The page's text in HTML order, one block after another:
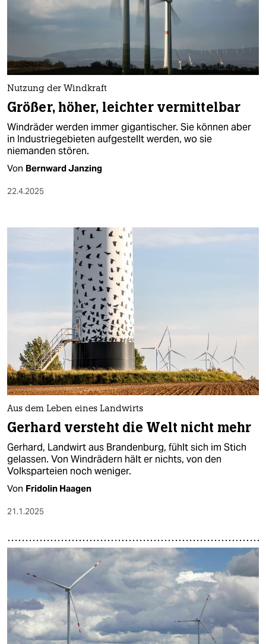
Nutzung der Windkraft
Größer, höher, leichter vermittelbar
Windräder werden immer gigantischer. Sie können aber
in Industriegebieten aufgestellt werden, wo sie
niemanden stören.
Von Bernward Janzing
22.4.2025
Aus dem Leben eines Landwirts
Gerhard versteht die Welt nicht mehr
Gerhard, Landwirt aus Brandenburg, fühlt sich im Stich
gelassen. Von Windrädern hält er nichts, von den
Volksparteien noch weniger.
Von Fridolin Haagen
21.1.2025